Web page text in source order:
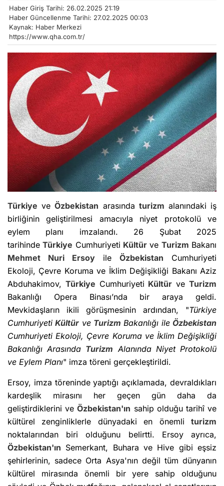
Haber Giriş Tarihi: 26.02.2025 21:19
Haber Güncellenme Tarihi: 27.02.2025 00:03
Kaynak: Haber Merkezi
https://www.qha.com.tr/
Türkiye veÖzbekistan arasında turizm alanındaki iş
birliğinin geliştirilmesi amacıyla niyet protokolü ve
eylem planı imzalandı. 26 Şubat 2025
tarihindeTürkiye Cumhuriyeti Kültür ve Turizm Bakanı
Mehmet Nuri Ersoy ile Özbekistan Cumhuriyeti
Ekoloji, Çevre Koruma ve İklim Değişikliği Bakanı Aziz
Abduhakimov, Türkiye Cumhuriyeti Kültür veTurizm
Bakanlığı Opera Binası’nda bir araya geldi.
Mevkidaşların ikili görüşmesinin ardından, "Türkiye
CumhuriyetiKültür ve Turizm Bakanlığı ile Özbekistan
Cumhuriyeti Ekoloji, Çevre Koruma ve İklim Değişikliği
Bakanlığı Arasında Turizm Alanında Niyet Protokolü
ve Eylem Planı" imza töreni gerçekleştirildi.
Ersoy, imza töreninde yaptığı açıklamada, devraldıkları
kardeşlik mirasını her geçen gün daha da
geliştirdiklerini veÖzbekistan'ın sahip olduğu tarihî ve
kültürel zenginliklerle dünyadaki en önemli turizm
noktalarından biri olduğunu belirtti. Ersoy ayrıca,
Özbekistan'ın Semerkant, Buhara ve Hive gibi eşsiz
şehirlerinin, sadece Orta Asya'nın değil tüm dünyanın
kültürel mirasında önemli bir yere sahip olduğunu